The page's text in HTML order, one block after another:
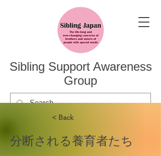
Sibling Support Awareness
Group
< Back
分断される養育者たち